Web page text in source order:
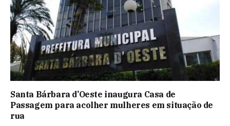
Santa Bárbara d’Oeste inaugura Casa de
Passagem para acolher mulheres em situação de
rua